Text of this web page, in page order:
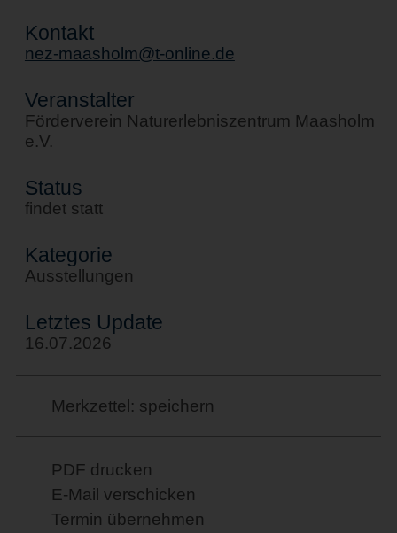
Kontakt
nez-maasholm@t-online.de
Veranstalter
Förderverein Naturerlebniszentrum Maasholm
e.V.
Status
findet statt
Kategorie
Ausstellungen
Letztes Update
16.07.2026
Merkzettel: speichern
PDF drucken
E-Mail verschicken
Termin übernehmen